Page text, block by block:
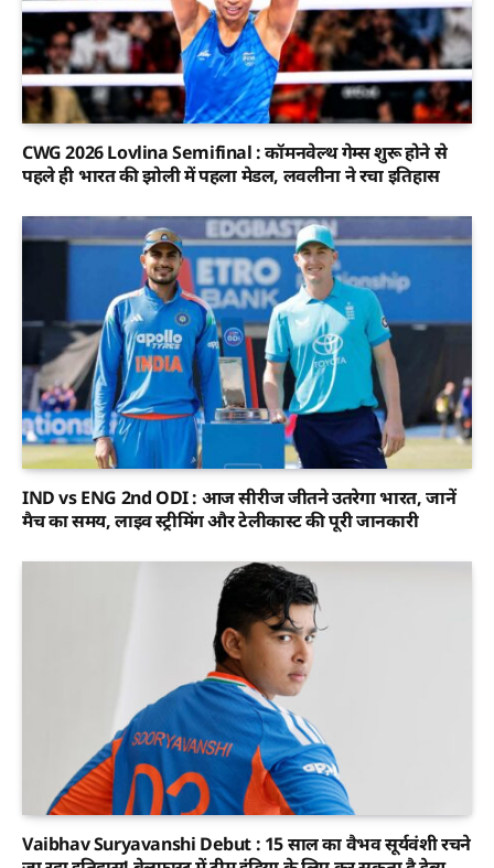
CWG 2026 Lovlina Semifinal : कॉमनवेल्थ गेम्स शुरू होने से
पहले ही भारत की झोली में पहला मेडल, लवलीना ने रचा इतिहास
IND vs ENG 2nd ODI : आज सीरीज जीतने उतरेगा भारत, जानें
मैच का समय, लाइव स्ट्रीमिंग और टेलीकास्ट की पूरी जानकारी
Vaibhav Suryavanshi Debut : 15 साल का वैभव सूर्यवंशी रचने